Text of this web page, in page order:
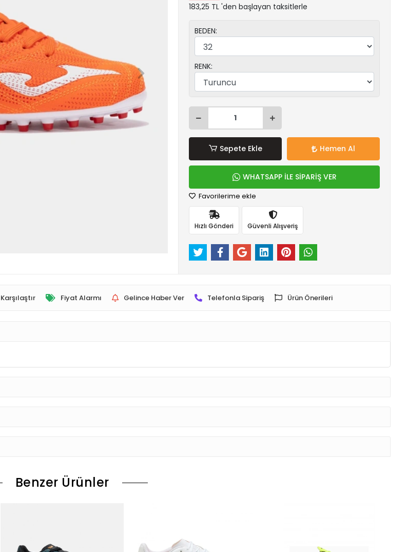
183,25 TL 'den başlayan taksitlerle
BEDEN:
RENK:
Sepete Ekle Hemen Al
WHATSAPP İLE SİPARİŞ VER
Favorilerime ekle
Hızlı Gönderi Güvenli Alışveriş
Karşılaştır Fiyat Alarmı Gelince Haber Ver Telefonla Sipariş Ürün Önerileri
Benzer Ürünler